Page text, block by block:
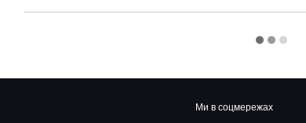
Ми в соцмережах